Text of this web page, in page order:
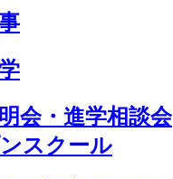
会・進学相談会
スクール